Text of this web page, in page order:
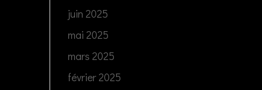
juin 2025
mai 2025
mars 2025
février 2025